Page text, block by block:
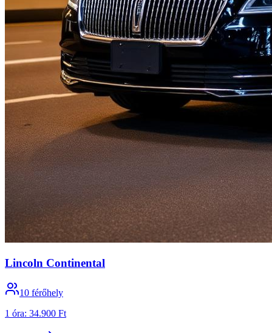
Lincoln Continental
10 férőhely
1 óra: 34.900 Ft